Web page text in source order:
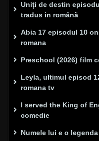
Uniți de destin
tradus in română
Abia 17 episodul 10
romana
Preschool (2026) film
Leyla, ultimul episod
romana tv
I served the King of
comedie
Numele lui e o